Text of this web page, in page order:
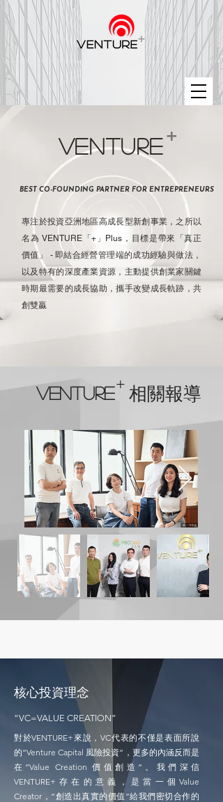
VENTURE+
BEST CO-FOUNDING PARTNER FOR ENTREPRENEURS
專注於投資亞洲地區高成長型新創事業，之所以
名為 VENTURE「+」Plus，目標是帶來「真正
價值」 - 即結合經營管理端的成功經驗與做法，
以及特有的深度產業資源，主動提供創業家關鍵
時期最需要的成長協助，攜手改變成長軌跡，共
創雙贏
+
VENTURE 相關報導
核心投資理念
“VC=VALUE CREATION”
對於VENTURE+來說，VC代表的不僅是表面所說
的”Venture Capital 風險投資”，更多的內涵反而是
在”Value Creation 價值創造”。我們深信
VENTURE+存在的意義，是當一個Value
Creator，”創造出真實的價值”給我們密切合作的